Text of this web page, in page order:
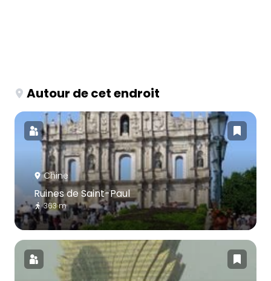
Autour de cet endroit
Chine
Ruines de Saint-Paul
363 m